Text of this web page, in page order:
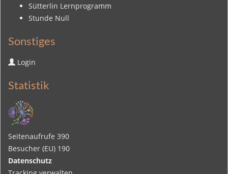
Sütterlin Lernprogramm
Stunde Null
Sonstiges
Login
Statistik
Seitenaufrufe 390
Besucher (EU) 190
Datenschutz